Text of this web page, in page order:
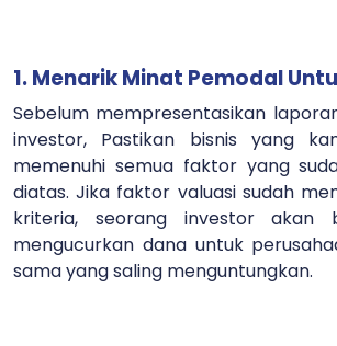
1. Menarik Minat Pemodal
Sebelum mempresentasikan
investor, Pastikan bisnis yang
memenuhi semua faktor yang
diatas.Jika faktor valuasi sudah
kriteria, seorang investor akan
mengucurkan dana untuk
sama yang saling menguntungkan.